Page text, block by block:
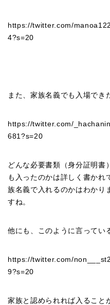
https://twitter.com/
4?s=20
また、家族名義でも入場でき
https://twitter.com/
681?s=20
どんな必要書類（身分証明書
も入ったのかは詳しく書かれ
族名義で入れるのかはわかり
すね。
他にも、このように言ってい
https://twitter.com/
9?s=20
家族と認められれば入ること